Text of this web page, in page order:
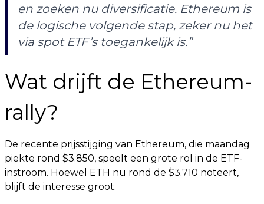
en zoeken nu diversificatie. Ethereum is
de logische volgende stap, zeker nu het
via spot ETF’s toegankelijk is.”
Wat drijft de Ethereum-
rally?
De recente prijsstijging van Ethereum, die maandag
piekte rond $3.850, speelt een grote rol in de ETF-
instroom. Hoewel ETH nu rond de $3.710 noteert,
blijft de interesse groot.